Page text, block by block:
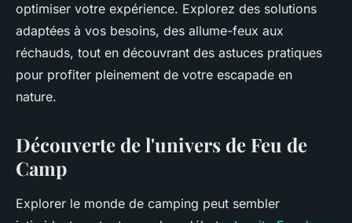
optimiser votre expérience. Explorez des solutions
adaptées à vos besoins, des allume-feux aux
réchauds, tout en découvrant des astuces pratiques
pour profiter pleinement de votre escapade en
nature.
Découverte de l'univers de Feu de
Camp
Explorer le monde de camping peut sembler